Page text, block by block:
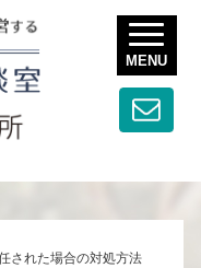
された場合の対処方法
MENU